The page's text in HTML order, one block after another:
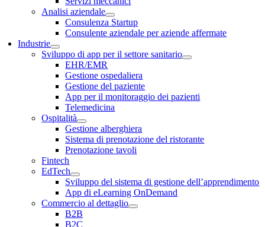
Analisi aziendale
Consulenza Startup
Consulente aziendale per aziende affermate
Industrie
Sviluppo di app per il settore sanitario
EHR/EMR
Gestione ospedaliera
Gestione del paziente
App per il monitoraggio dei pazienti
Telemedicina
Ospitalità
Gestione alberghiera
Sistema di prenotazione del ristorante
Prenotazione tavoli
Fintech
EdTech
Sviluppo del sistema di gestione dell’apprendimento
App di eLearning OnDemand
Commercio al dettaglio
B2B
B2C